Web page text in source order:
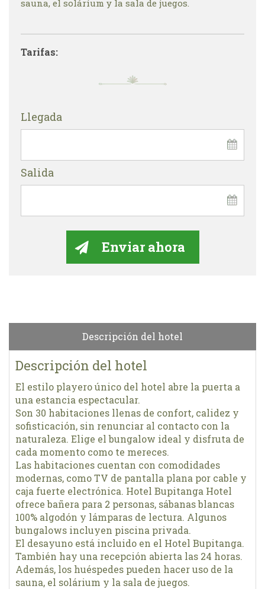
sauna, el solárium y la sala de juegos.
Tarifas:
Llegada
Salida
Descripción del hotel
Descripción del hotel
El estilo playero único del hotel abre la puerta a
una estancia espectacular.
Son 30 habitaciones llenas de confort, calidez y
sofisticación, sin renunciar al contacto con la
naturaleza. Elige el bungalow ideal y disfruta de
cada momento como te mereces.
Las habitaciones cuentan con comodidades
modernas, como TV de pantalla plana por cable y
caja fuerte electrónica. Hotel Bupitanga Hotel
ofrece bañera para 2 personas, sábanas blancas
100% algodón y lámparas de lectura. Algunos
bungalows incluyen piscina privada.
El desayuno está incluido en el Hotel Bupitanga.
También hay una recepción abierta las 24 horas.
Además, los huéspedes pueden hacer uso de la
sauna, el solárium y la sala de juegos.